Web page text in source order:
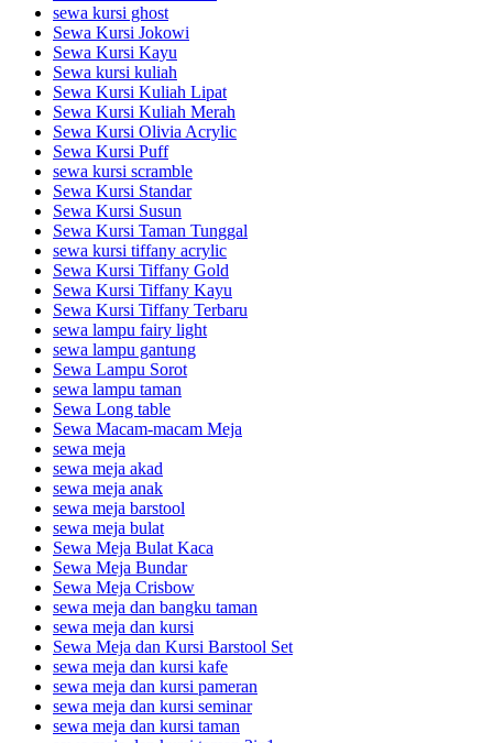
sewa kursi ghost
Sewa Kursi Jokowi
Sewa Kursi Kayu
Sewa kursi kuliah
Sewa Kursi Kuliah Lipat
Sewa Kursi Kuliah Merah
Sewa Kursi Olivia Acrylic
Sewa Kursi Puff
sewa kursi scramble
Sewa Kursi Standar
Sewa Kursi Susun
Sewa Kursi Taman Tunggal
sewa kursi tiffany acrylic
Sewa Kursi Tiffany Gold
Sewa Kursi Tiffany Kayu
Sewa Kursi Tiffany Terbaru
sewa lampu fairy light
sewa lampu gantung
Sewa Lampu Sorot
sewa lampu taman
Sewa Long table
Sewa Macam-macam Meja
sewa meja
sewa meja akad
sewa meja anak
sewa meja barstool
sewa meja bulat
Sewa Meja Bulat Kaca
Sewa Meja Bundar
Sewa Meja Crisbow
sewa meja dan bangku taman
sewa meja dan kursi
Sewa Meja dan Kursi Barstool Set
sewa meja dan kursi kafe
sewa meja dan kursi pameran
sewa meja dan kursi seminar
sewa meja dan kursi taman